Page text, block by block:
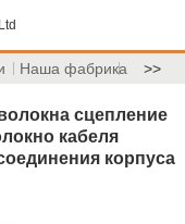
Наша фабрика >>
сцепление
кабеля
корпуса